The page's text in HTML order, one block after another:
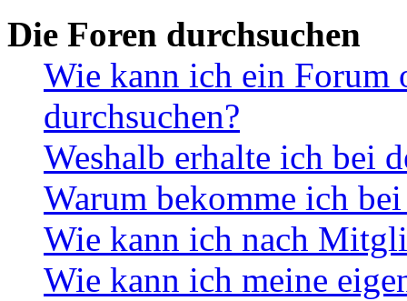
Die Foren durchsuchen
Wie kann ich ein Forum
durchsuchen?
Weshalb erhalte ich bei
Warum bekomme ich
Wie kann ich nach
Wie kann ich meine